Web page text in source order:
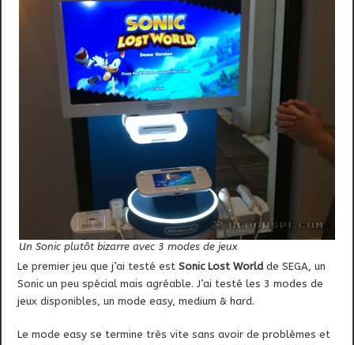
Un Sonic plutôt bizarre avec 3 modes de jeux
Le premier jeu que j’ai testé estSonic Lost Worldde SEGA, un
Sonic un peu spécial mais agréable. J’ai testé les 3 modes de
jeux disponibles, un mode easy, medium & hard.
Le mode easy se termine très vite sans avoir de problèmes et